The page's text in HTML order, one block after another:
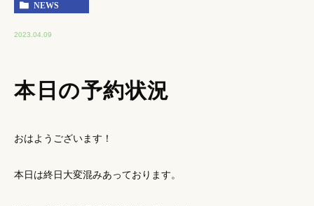
NEWS
2023.04.09
本日の予約状況
おはようございます！
本日は終日大変混みあっております。